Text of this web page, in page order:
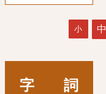
小 中
字 詞